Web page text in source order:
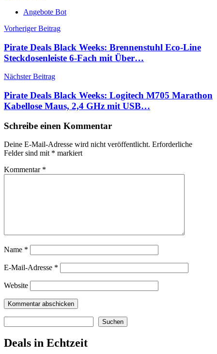
Angebote Bot
Beitragsnavigation
Vorheriger Beitrag
Pirate Deals Black Weeks: Brennenstuhl Eco-Line
Steckdosenleiste 6-Fach mit Über…
Nächster Beitrag
Pirate Deals Black Weeks: Logitech M705 Marathon
Kabellose Maus, 2,4 GHz mit USB…
Schreibe einen Kommentar
Deine E-Mail-Adresse wird nicht veröffentlicht. Erforderliche
Felder sind mit * markiert
Kommentar *
Name *
E-Mail-Adresse *
Website
Suchen
Deals in Echtzeit